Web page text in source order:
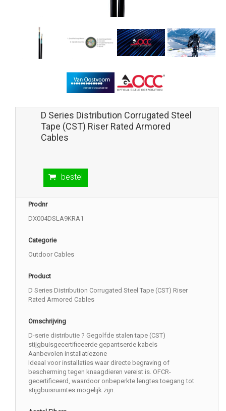
D Series Distribution Corrugated Steel
Tape (CST) Riser Rated Armored
Cables
bestel
Prodnr
DX004DSLA9KRA1
Categorie
Outdoor Cables
Product
D Series Distribution Corrugated Steel Tape (CST) Riser
Rated Armored Cables
Omschrijving
D-serie distributie ? Gegolfde stalen tape (CST)
stijgbuisgecertificeerde gepantserde kabels
Aanbevolen installatiezone
Ideaal voor installaties waar directe begraving of
bescherming tegen knaagdieren vereist is. OFCR-
gecertificeerd, waardoor onbeperkte lengtes toegang tot
stijgbuisruimtes mogelijk zijn.